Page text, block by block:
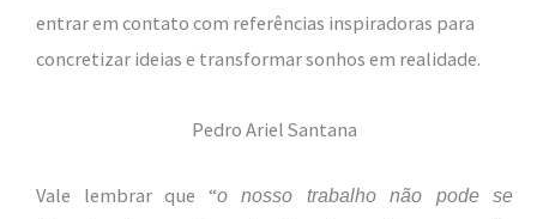
entrar em contato com referências inspiradoras para
concretizar ideias e transformar sonhos em realidade.
Pedro Ariel Santana
Vale lembrar que “o nosso trabalho não pode se